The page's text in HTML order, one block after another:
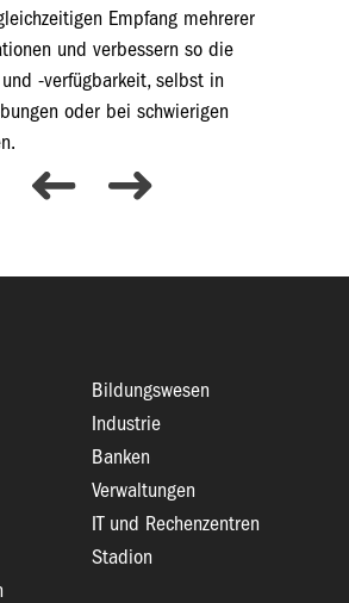
Empfang mehrerer
und verbessern so die
-verfügbarkeit, selbst in
oder bei schwierigen
Bildungswesen
Industrie
Banken
Verwaltungen
IT und Rechenzentren
Stadion